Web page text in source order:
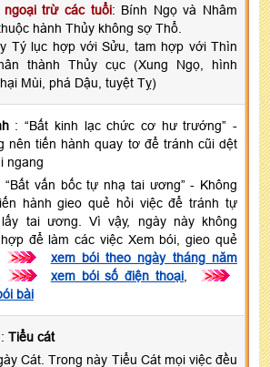
ngoại trừ các tuổi: Bính Ngọ và Nhâm
hành Thủy không sợ Thổ.
Tý lục hợp với Sửu, tam hợp với Thìn
thành Thủy cục (Xung Ngọ, hình
Mùi, phá Dậu, tuyệt Tỵ)
: “Bất kinh lạc chức cơ hư trướng” -
nên tiến hành quay tơ để tránh cũi dệt
ngang
vấn bốc tự nhạ tai ương” - Không
hành gieo quẻ hỏi việc để tránh tự
tai ương. Vì vậy, ngày này không
để làm các việc Xem bói, gieo quẻ
>>>
xem bói theo ngày tháng năm
>>> xem bói số điện thoại
>>>
bài
Tiểu cát
Cát. Trong này Tiểu Cát mọi việc đều